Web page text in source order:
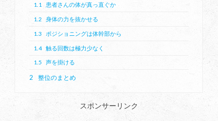
1.1 患者さんの体が真っ直ぐか
1.2 身体の力を抜かせる
1.3
ポジショニングは体幹部から
1.4 触る回数は極力少なく
1.5 声を掛ける
2 整位のまとめ
スポンサーリンク